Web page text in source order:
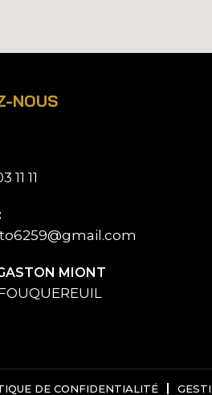
NOUS
11 11
MIONT
DE CONFIDENTIALITÉ